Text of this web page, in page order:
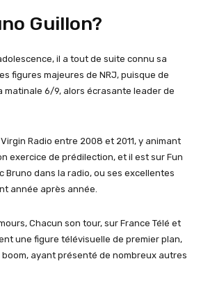
Guillon?
il a tout de suite connu sa
figures majeures de NRJ, puisque de
matinale 6/9, alors écrasante leader de
Radio entre 2008 et 2011, y animant
exercice de prédilection, et il est sur Fun
Bruno dans la radio, ou ses excellentes
année après année.
Chacun son tour, sur France Télé et
une figure télévisuelle de premier plan,
boom, ayant présenté de nombreux autres